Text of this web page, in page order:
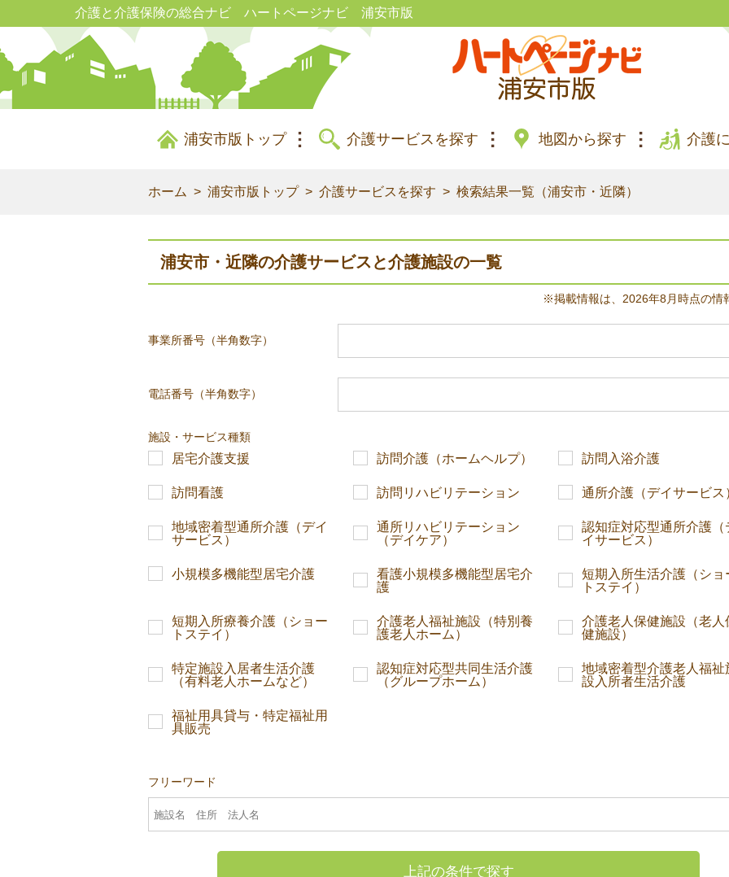
介護と介護保険の総合ナビ ハートページナビ 浦安市版
浦安市版トップ 介護サービスを探す 地図から探す 介護
ホーム 浦安市版トップ 介護サービスを探す 検索結果一覧（浦安市・近隣）
浦安市・近隣の介護サービスと介護施設の一覧
※掲載情報は、2026年8月時点の情
事業所番号（半角数字）
電話番号（半角数字）
施設・サービス種類
居宅介護支援 訪問介護（ホームヘルプ） 訪問入浴介護
訪問看護 訪問リハビリテーション 通所介護（デイサービス
地域密着型通所介護（デイ
サービス）
通所リハビリテーション
（デイケア）
認知症対応型通所介護（
イサービス）
小規模多機能型居宅介護
看護小規模多機能型居宅介
護
短期入所生活介護（ショ
トステイ）
短期入所療養介護（ショー
トステイ）
介護老人福祉施設（特別養
護老人ホーム）
介護老人保健施設（老人
健施設）
特定施設入居者生活介護
（有料老人ホームなど）
認知症対応型共同生活介護
（グループホーム）
地域密着型介護老人福祉
設入所者生活介護
福祉用具貸与・特定福祉用
具販売
フリーワード
上記の条件で探す